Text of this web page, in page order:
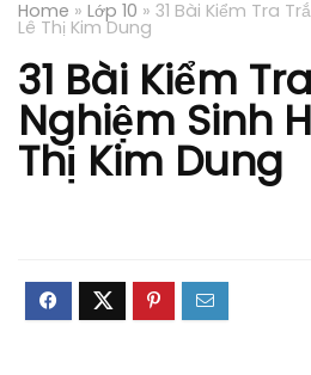
Home » Lớp 10 » 31 Bài Kiểm Tra
Lê Thị Kim Dung
31 Bài Kiểm
Nghiệm Sinh
Thị Kim Dung